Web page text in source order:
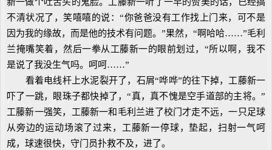
不清状况了，笑嘻嘻的说：“你爸爸没有工作找上门来，可不是
因为我的缘故，而是他的技术有问题。”果然，“啊哈哈……”毛利
兰掩嘴笑着，然后一拳从工藤新一的眼前划过，“所以啊，我不
是说了我没生气吗。呵呵……”
看着电线杆上水泥裂开了，石屑“哗哗”的往下掉，工藤新一
吓了一跳，眼珠子都快掉了，“真，真不愧是空手道部的主将。”
工藤新一强笑，工藤新一和毛利兰进了校门才走不远，一只足球
从旁边的运动场滚了过来，工藤新一停球，垫起，扫射一气呵
成，球速很快，守门员扑救不及，进了。